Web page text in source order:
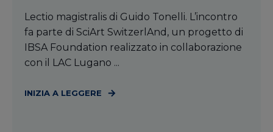
Lectio magistralis di Guido Tonelli. L’incontro
fa parte di SciArt SwitzerlAnd, un progetto di
IBSA Foundation realizzato in collaborazione
con il LAC Lugano ...
INIZIA A LEGGERE